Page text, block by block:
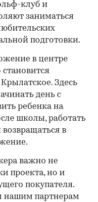
клуб и
заниматься
подготовки.
в центре
Здесь
день с
ребенка на
школы, работать
в
важно не
проекта, но и
покупателя.
нашим партнерам